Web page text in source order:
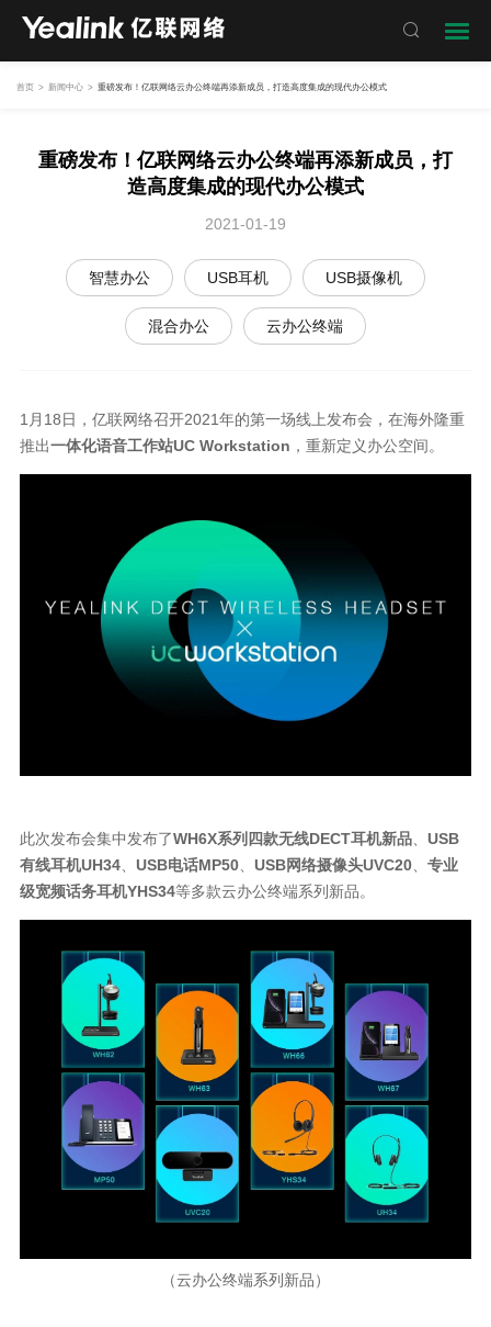

首页 > 新闻中心 > 重磅发布！亿联网络云办公终端再添新成员，打造高度集成的现代办公模式
重磅发布！亿联网络云办公终端再添新成员，打
造高度集成的现代办公模式
2021-01-19
智慧办公 USB耳机 USB摄像机
混合办公 云办公终端
1月18日，亿联网络召开2021年的第一场线上发布会，在海外隆重
推出一体化语音工作站UC Workstation ，重新定义办公空间。
此次发布会集中发布了WH6X系列四款无线DECT耳机新品
USB
有线耳机UH34
USB电话MP50 USB网络摄像头UVC20
专业
级宽频话务耳机YHS34等多款云办公终端系列新品。
（云办公终端系列新品）